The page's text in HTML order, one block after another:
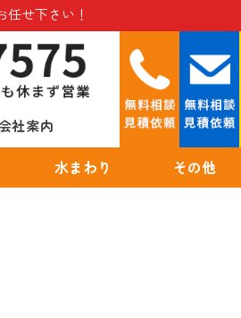
せ下さい！
社案内
水まわり その他